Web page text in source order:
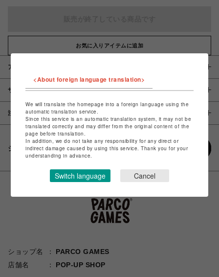
お気に入りアイテムに追加
アイテム説明 / 素材
サイズ
注意事項
シェアする
ショップ名
PARCO GAMES
店舗名
POP-UP SHOP
<About foreign language translation>
We will translate the homepage into a foreign language using the
automatic translation service.
Since this service is an automatic translation system, it may not be
translated correctly and may differ from the original content of the
page before translation.
In addition, we do not take any responsibility for any direct or
indirect damage caused by using this service. Thank you for your
understanding in advance.
Switch language Cancel